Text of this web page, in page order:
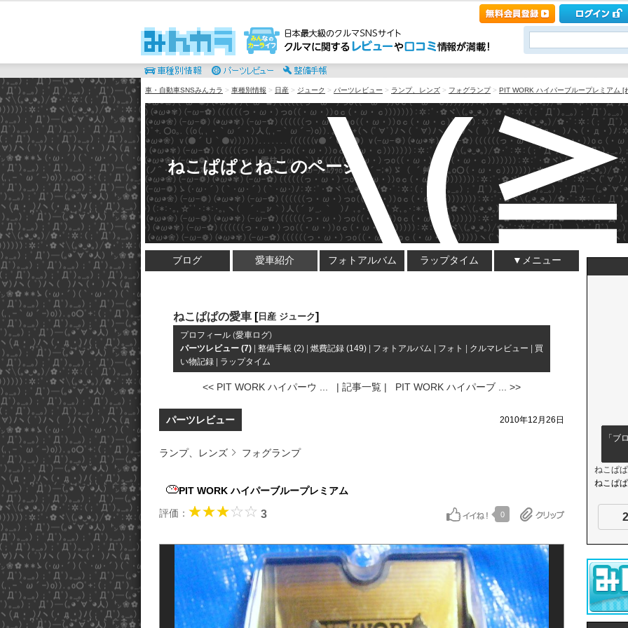
車・自動車SNSみんカラ > 車種別情報 > 日産 > ジューク > パーツレビュー > ランプ、レンズ > フォグランプ> PIT WORK ハイパーブループレミアム [
ねこぱぱとねこのページ
ブログ 愛車紹介 フォトアルバム ラップタイム ▼メニュー
ねこぱぱの愛車 [ 日産 ジューク]
プロフィール (愛車ログ)
パーツレビュー (7)
整備手帳 (2) 燃費記録 (149) フォトアルバム フォト クルマレビュー
買
い物記録
ラップタイム
<< PIT WORK ハイパーウ ... | 記事一覧 | PIT WORK ハイパーブ ... >>
パーツレビュー 2010年12月26日
ランプ、レンズ フォグランプ
PIT WORK ハイパーブループレミアム
評価：
3 0
「ブ
ねこぱぱ
ねこぱ
2